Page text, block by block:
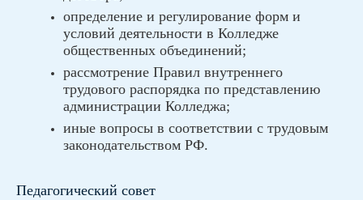
определение и регулирование форм и
условий деятельности в Колледже
общественных объединений;
рассмотрение Правил внутреннего
трудового распорядка по представлению
администрации Колледжа;
иные вопросы в соответствии с трудовым
законодательством РФ.
Педагогический совет